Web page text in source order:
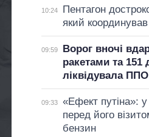
10:24
Пентагон
який
09:59
Ворог вночі
ракетами та 151
ліквідувала ППО
09:33
«Ефект путіна»: у
перед його
бензин